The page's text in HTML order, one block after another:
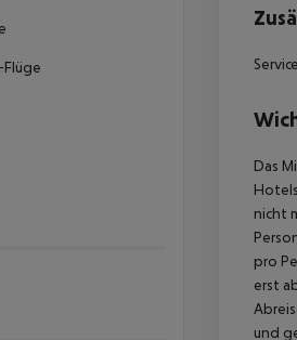
Flüge
Das
nicht
pro
erst
und